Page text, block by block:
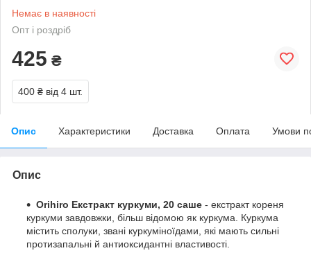
Немає в наявності
Опт і роздріб
425 ₴
400 ₴ від 4 шт.
Опис Характеристики Доставка Оплата Умови
Опис
Orihiro Екстракт куркуми, 20 саше - екстракт кореня
куркуми завдовжки, більш відомою як куркума. Куркума
містить сполуки, звані куркуміноїдами, які мають сильні
протизапальні й антиоксидантні властивості.